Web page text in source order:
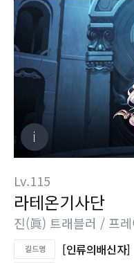
Lv.115
라테온기사단
진(眞) 트래블러 / 프레
[인류의배신자]